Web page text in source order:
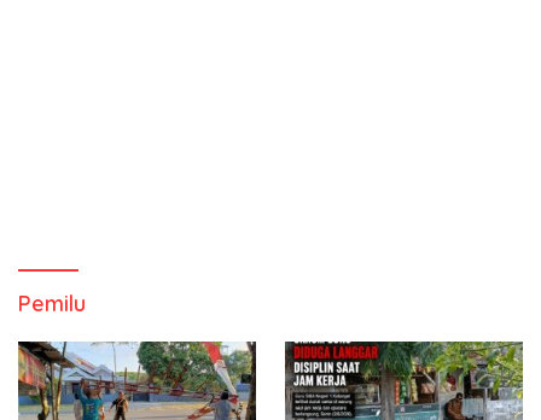
Pemilu